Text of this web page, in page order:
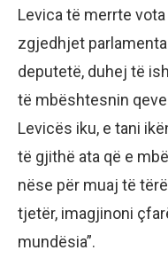
Levica të merrte vota
zgjedhjet
deputetë, duhej të
të mbështesnin
Levicës iku, e tani
të gjithë ata që e
nëse për muaj të
tjetër, imagjinoni
mundësia”.